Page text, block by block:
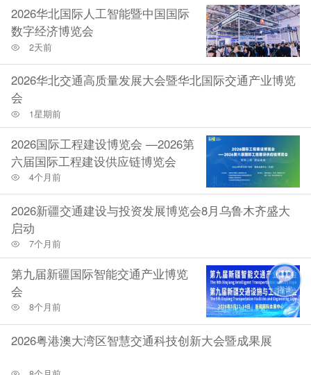
2026华北国际人工智能暨中国国际
数字经济博览会
2天前
2026华北交通高质量发展大会暨华北国际交通产业博览
会
1星期前
2026国际工程建设博览会 —2026第
六届国际工程建设供应链博览会
4个月前
2026新疆交通建设与投资发展博览会8月乌鲁木齐盛大
启动
7个月前
第九届新疆国际智能交通产业博览
会
8个月前
2026粤港澳大湾区智慧交通科技创新大会暨成果展